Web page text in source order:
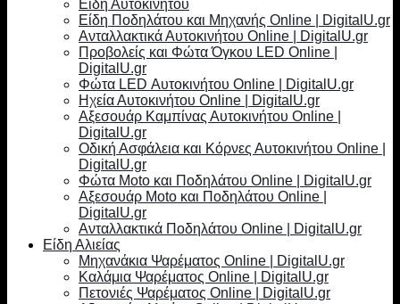
Είδη Αυτοκινήτου
Είδη Ποδηλάτου και Μηχανής Online | DigitalU.gr
Ανταλλακτικά Αυτοκινήτου Online | DigitalU.gr
Προβολείς και Φώτα Όγκου LED Online |
DigitalU.gr
Φώτα LED Αυτοκινήτου Online | DigitalU.gr
Ηχεία Αυτοκινήτου Online | DigitalU.gr
Αξεσουάρ Καμπίνας Αυτοκινήτου Online |
DigitalU.gr
Οδική Ασφάλεια και Κόρνες Αυτοκινήτου Online |
DigitalU.gr
Φώτα Moto και Ποδηλάτου Online | DigitalU.gr
Αξεσουάρ Moto και Ποδηλάτου Online |
DigitalU.gr
Ανταλλακτικά Ποδηλάτου Online | DigitalU.gr
Είδη Αλιείας
Μηχανάκια Ψαρέματος Online | DigitalU.gr
Καλάμια Ψαρέματος Online | DigitalU.gr
Πετονιές Ψαρέματος Online | DigitalU.gr